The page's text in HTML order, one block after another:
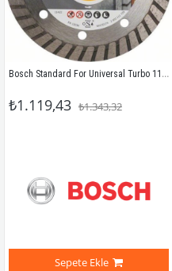
Bosch Standard For Universal Turbo 115 Mm 2608602393
₺1.119,43 ₺1.343,32
Sepete Ekle